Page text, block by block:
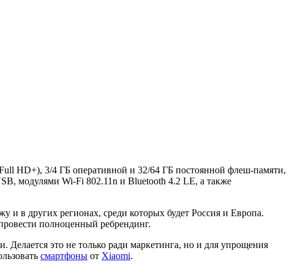
HD+), 3/4 ГБ оперативной и 32/64 ГБ постоянной флеш-памяти,
модулями Wi-Fi 802.11n и Bluetooth 4.2 LE, а также
и в других регионах, среди которых будет Россия и Европа.
полноценный ребрендинг.
это не только ради маркетинга, но и для упрощения
смартфоны от Xiaomi.